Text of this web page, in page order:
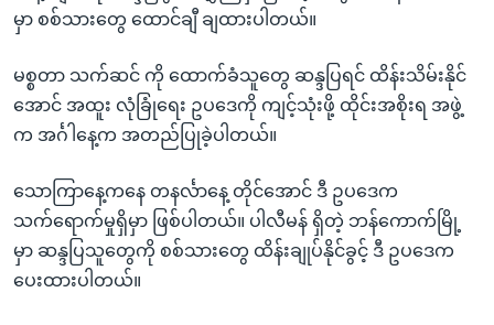
ကြည့်
ရန်
ရှာဖွေ
ရန်
နေရာ
ကျော်
ရန်
မှာ စစ်သားတွေ ထောင်ချီ ချထားပါတယ်။
မစ္စတာ သက်ဆင် ကို ထောက်ခံသူတွေ ဆန္ဒပြရင် ထိန်းသိမ်းနိုင်
အောင် အထူး လုံခြုံရေး ဥပဒေကို ကျင့်သုံးဖို့ ထိုင်းအစိုးရ အဖွဲ့
က အင်္ဂါနေ့က အတည်ပြုခဲ့ပါတယ်။
သောကြာနေ့ကနေ တနင်္လာနေ့ တိုင်အောင် ဒီ ဥပဒေက
သက်ရောက်မှုရှိမှာ ဖြစ်ပါတယ်။ ပါလီမန် ရှိတဲ့ ဘန်ကောက်မြို့
မှာ ဆန္ဒပြသူတွေကို စစ်သားတွေ ထိန်းချုပ်နိုင်ခွင့် ဒီ ဥပဒေက
ပေးထားပါတယ်။